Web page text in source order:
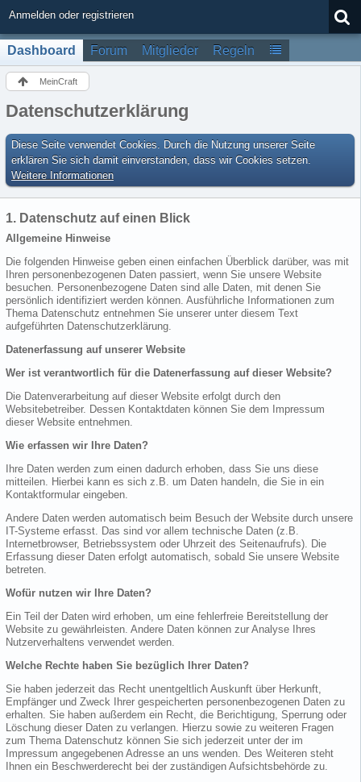
Anmelden oder registrieren
Dashboard Forum Mitglieder Regeln
MeinCraft
Datenschutzerklärung
Diese Seite verwendet Cookies. Durch die Nutzung unserer Seite
erklären Sie sich damit einverstanden, dass wir Cookies setzen.
Weitere Informationen
1. Datenschutz auf einen Blick
Allgemeine Hinweise
Die folgenden Hinweise geben einen einfachen Überblick darüber, was mit
Ihren personenbezogenen Daten passiert, wenn Sie unsere Website
besuchen. Personenbezogene Daten sind alle Daten, mit denen Sie
persönlich identifiziert werden können. Ausführliche Informationen zum
Thema Datenschutz entnehmen Sie unserer unter diesem Text
aufgeführten Datenschutzerklärung.
Datenerfassung auf unserer Website
Wer ist verantwortlich für die Datenerfassung auf dieser Website?
Die Datenverarbeitung auf dieser Website erfolgt durch den
Websitebetreiber. Dessen Kontaktdaten können Sie dem Impressum
dieser Website entnehmen.
Wie erfassen wir Ihre Daten?
Ihre Daten werden zum einen dadurch erhoben, dass Sie uns diese
mitteilen. Hierbei kann es sich z.B. um Daten handeln, die Sie in ein
Kontaktformular eingeben.
Andere Daten werden automatisch beim Besuch der Website durch unsere
IT-Systeme erfasst. Das sind vor allem technische Daten (z.B.
Internetbrowser, Betriebssystem oder Uhrzeit des Seitenaufrufs). Die
Erfassung dieser Daten erfolgt automatisch, sobald Sie unsere Website
betreten.
Wofür nutzen wir Ihre Daten?
Ein Teil der Daten wird erhoben, um eine fehlerfreie Bereitstellung der
Website zu gewährleisten. Andere Daten können zur Analyse Ihres
Nutzerverhaltens verwendet werden.
Welche Rechte haben Sie bezüglich Ihrer Daten?
Sie haben jederzeit das Recht unentgeltlich Auskunft über Herkunft,
Empfänger und Zweck Ihrer gespeicherten personenbezogenen Daten zu
erhalten. Sie haben außerdem ein Recht, die Berichtigung, Sperrung oder
Löschung dieser Daten zu verlangen. Hierzu sowie zu weiteren Fragen
zum Thema Datenschutz können Sie sich jederzeit unter der im
Impressum angegebenen Adresse an uns wenden. Des Weiteren steht
Ihnen ein Beschwerderecht bei der zuständigen Aufsichtsbehörde zu.